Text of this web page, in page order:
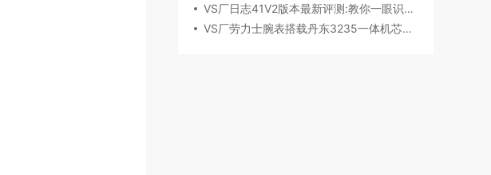
VS厂日志41V2版本最新评测:教你一眼识破假VS
VS厂劳力士腕表搭载丹东3235一体机芯深度评测